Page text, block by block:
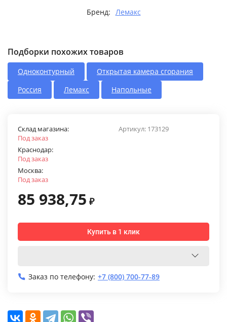
Бренд: Лемакс
Подборки похожих товаров
Одноконтурный
Открытая камера сгорания
Россия
Лемакс Напольные
Артикул: 173129
Склад магазина:
Под заказ
Краснодар:
Под заказ
Москва:
Под заказ
85 938,75 ₽
Купить в 1 клик
Заказ по телефону: +7 (800) 700-77-89